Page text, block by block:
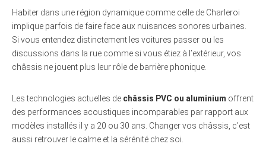
Habiter dans une région dynamique comme celle de Charleroi
implique parfois de faire face aux nuisances sonores urbaines.
Si vous entendez distinctement les voitures passer ou les
discussions dans la rue comme si vous étiez à l’extérieur, vos
châssis ne jouent plus leur rôle de barrière phonique.
Les technologies actuelles de châssis PVC ou aluminium offrent
des performances acoustiques incomparables par rapport aux
modèles installés il y a 20 ou 30 ans. Changer vos châssis, c’est
aussi retrouver le calme et la sérénité chez soi.